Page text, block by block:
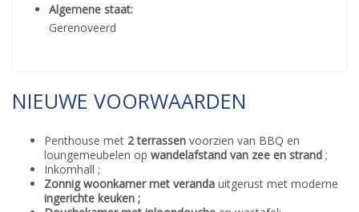
Algemene staat:
Gerenoveerd
NIEUWE VOORWAARDEN
Penthouse met 2 terrassen voorzien van BBQ en
loungemeubelen op wandelafstand van zee en strand ;
Inkomhall ;
Zonnig woonkamer met veranda uitgerust met moderne
ingerichte keuken ;